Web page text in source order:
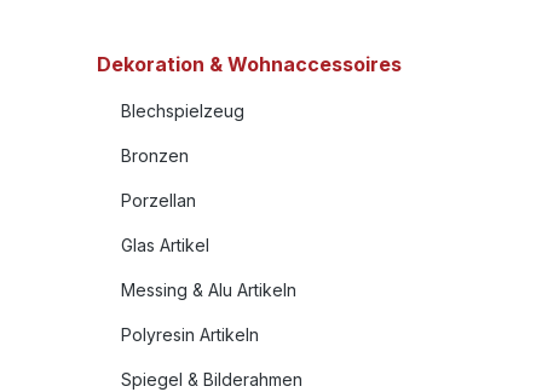
Dekoration & Wohnaccessoires
Blechspielzeug
Bronzen
Porzellan
Glas Artikel
Messing & Alu Artikeln
Polyresin Artikeln
Spiegel & Bilderahmen